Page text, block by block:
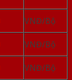
VNĐ/Bộ
VNĐ/Bộ
VNĐ/Bộ